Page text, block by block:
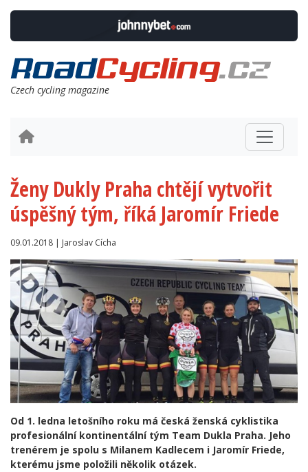
Czech cycling magazine
Ženy Dukly Praha chtějí vytvořit
úspěšný tým, říká Jaromír Friede
09.01.2018 | Jaroslav Cícha
Od 1. ledna letošního roku má česká ženská cyklistika
profesionální kontinentální tým Team Dukla Praha. Jeho
trenérem je spolu s Milanem Kadlecem i Jaromír Friede,
kterému jsme položili několik otázek.